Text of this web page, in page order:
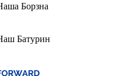
Борзна
Батурин